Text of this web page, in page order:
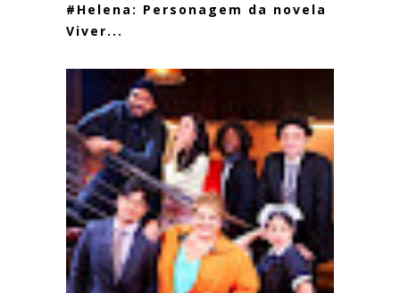
#Helena: Personagem da novela
Viver...